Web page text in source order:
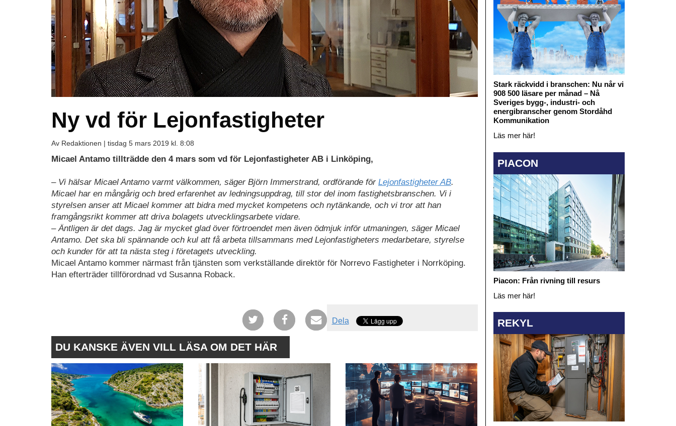
Ny vd för Lejonfastigheter
Av Redaktionen | tisdag 5 mars 2019 kl. 8:08
Micael Antamo tillträdde den 4 mars som vd för Lejonfastigheter AB i Linköping,
– Vi hälsar Micael Antamo varmt välkommen, säger Björn Immerstrand, ordförande för Lejonfastigheter AB.
Micael har en mångårig och bred erfarenhet av ledningsuppdrag, till stor del inom fastighetsbranschen. Vi i
styrelsen anser att Micael kommer att bidra med mycket kompetens och nytänkande, och vi tror att han
framgångsrikt kommer att driva bolagets utvecklingsarbete vidare.
– Äntligen är det dags. Jag är mycket glad över förtroendet men även ödmjuk inför utmaningen, säger Micael
Antamo. Det ska bli spännande och kul att få arbeta tillsammans med Lejonfastigheters medarbetare, styrelse
och kunder för att ta nästa steg i företagets utveckling.
Micael Antamo kommer närmast från tjänsten som verkställande direktör för Norrevo Fastigheter i Norrköping.
Han efterträder tillförordnad vd Susanna Roback.
Dela
DU KANSKE ÄVEN VILL LÄSA OM DET HÄR
Stark räckvidd i branschen: Nu når vi
908 500 läsare per månad – Nå
Sveriges bygg-, industri- och
energibranscher genom Stordåhd
Kommunikation
Läs mer här!
PIACON
Piacon: Från rivning till resurs
Läs mer här!
REKYL